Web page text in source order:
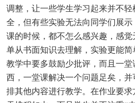
调整，让一些学生学习起来并不
全，但有些实验无法向同学们展
课的时候，都不怎么感兴趣，感
单从书面知识去理解，实验更能
教学中要多鼓励少批评，而且一
西，一堂课解决一个问题足矣，
排其他内容进行教学。在作业要